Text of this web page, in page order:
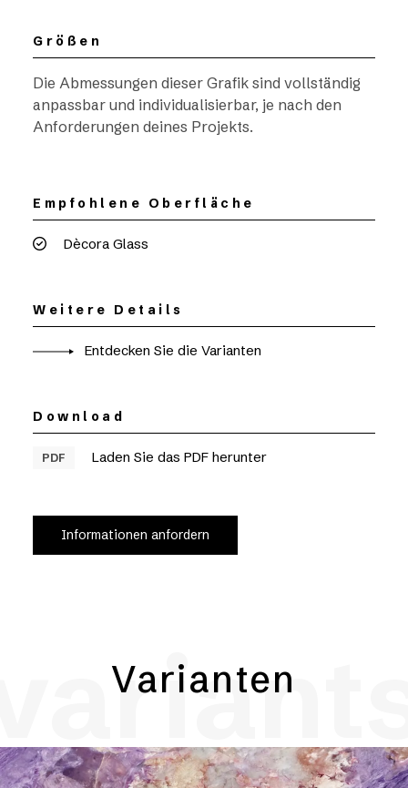
Größen
Die Abmessungen dieser Grafik sind vollständig
anpassbar und individualisierbar, je nach den
Anforderungen deines Projekts.
Empfohlene Oberfläche
Dècora Glass
Weitere Details
Entdecken Sie die Varianten
Download
PDF Laden Sie das PDF herunter
Informationen anfordern
Varianten